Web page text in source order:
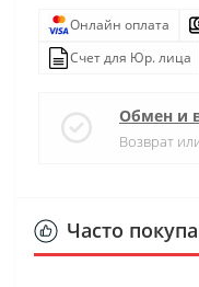
Онлайн оплата
Счет для Юр. лица
Обмен и
Возврат
Часто